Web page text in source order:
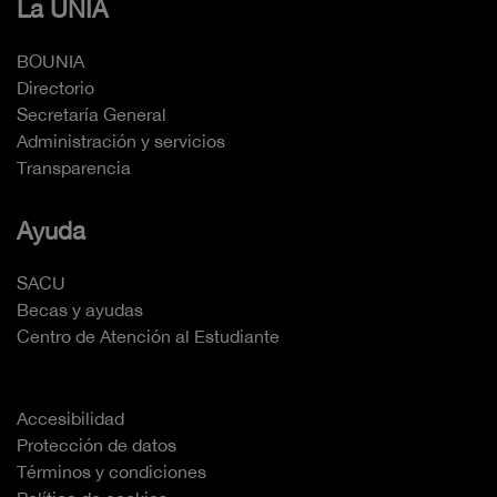
La UNIA
BOUNIA
Directorio
Secretaría General
Administración y servicios
Transparencia
Ayuda
SACU
Becas y ayudas
Centro de Atención al Estudiante
Accesibilidad
Protección de datos
Términos y condiciones